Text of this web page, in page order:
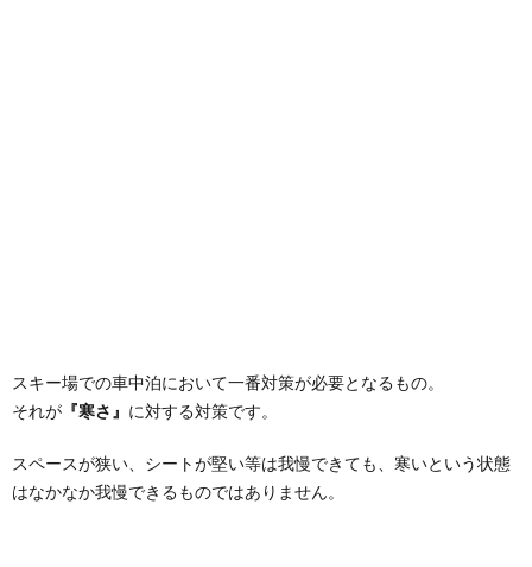
スキー場での車中泊において一番対策が必要となるもの。
それが 『寒さ』 に対する対策です。
スペースが狭い、シートが堅い等は我慢できても、寒いという状態
はなかなか我慢できるものではありません。